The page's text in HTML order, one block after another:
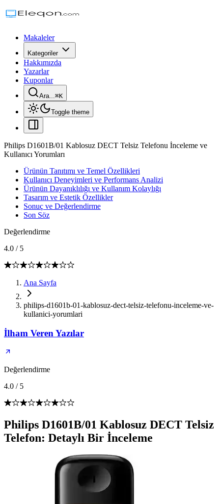
Makaleler
Kategoriler
Hakkımızda
Yazarlar
Kuponlar
Ara...⌘K
Toggle theme
Philips D1601B/01 Kablosuz DECT Telsiz Telefonu İnceleme ve
Kullanıcı Yorumları
Ürünün Tanıtımı ve Temel Özellikleri
Kullanıcı Deneyimleri ve Performans Analizi
Ürünün Dayanıklılığı ve Kullanım Kolaylığı
Tasarım ve Estetik Özellikler
Sonuç ve Değerlendirme
Son Söz
Değerlendirme
4.0 / 5
Ana Sayfa
philips-d1601b-01-kablosuz-dect-telsiz-telefonu-inceleme-ve-
kullanici-yorumlari
İlham Veren Yazılar
Değerlendirme
4.0 / 5
Philips D1601B/01 Kablosuz DECT Telsiz
Telefon: Detaylı Bir İnceleme